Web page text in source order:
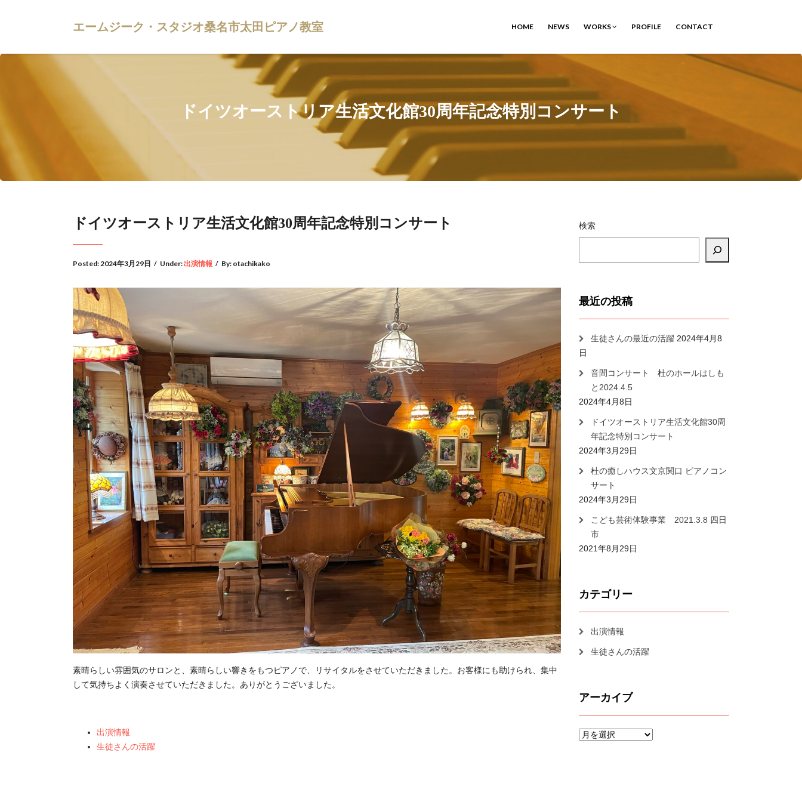
エームジーク・スタジオ桑名市太田ピアノ教室 HOME NEWS WORKS PROFILE CONTACT
ドイツオーストリア生活文化館30周年記念特別コンサート
ドイツオーストリア生活文化館30周年記念特別コンサート
Posted:2024年3月29日 / Under:出演情報 / By: otachikako
素晴らしい雰囲気のサロンと、素晴らしい響きをもつピアノで、リサイタルをさせていただきました。お客様にも助けられ、集中
して気持ちよく演奏させていただきました。ありがとうございました。
出演情報
生徒さんの活躍
検索
最近の投稿
生徒さんの最近の活躍 2024年4月8
日
音間コンサート 杜のホールはしも
と2024.4.5
2024年4月8日
ドイツオーストリア生活文化館30周
年記念特別コンサート
2024年3月29日
杜の癒しハウス文京関口 ピアノコン
サート
2024年3月29日
こども芸術体験事業 2021.3.8 四日
市
2021年8月29日
カテゴリー
出演情報
生徒さんの活躍
アーカイブ
ア